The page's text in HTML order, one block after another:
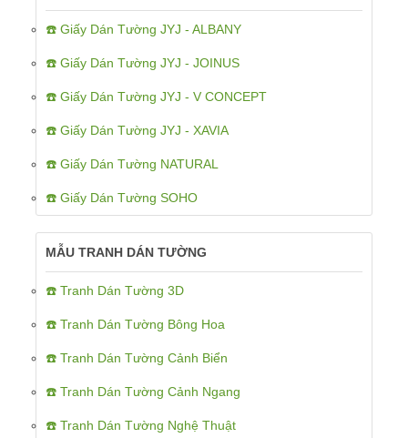
☎️ Giấy Dán Tường JYJ - ALBANY
☎️ Giấy Dán Tường JYJ - JOINUS
☎️ Giấy Dán Tường JYJ - V CONCEPT
☎️ Giấy Dán Tường JYJ - XAVIA
☎️ Giấy Dán Tường NATURAL
☎️ Giấy Dán Tường SOHO
MẪU TRANH DÁN TƯỜNG
☎️ Tranh Dán Tường 3D
☎️ Tranh Dán Tường Bông Hoa
☎️ Tranh Dán Tường Cảnh Biển
☎️ Tranh Dán Tường Cảnh Ngang
☎️ Tranh Dán Tường Nghệ Thuật